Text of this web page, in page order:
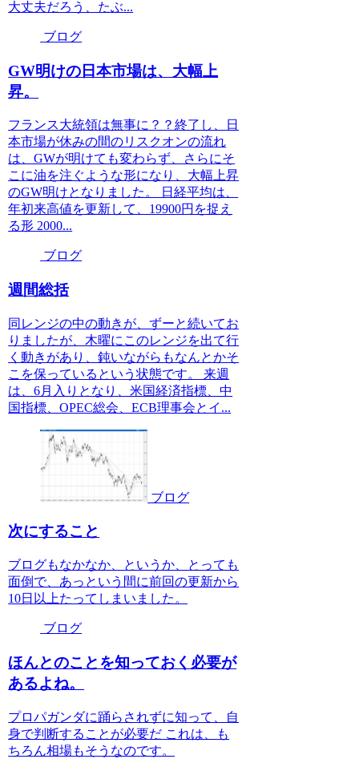
大丈夫だろう、たぶ...
ブログ
GW明けの日本市場は、大幅上
昇。
フランス大統領は無事に？？終了し、日
本市場が休みの間のリスクオンの流れ
は、GWが明けても変わらず、さらにそ
こに油を注ぐような形になり、大幅上昇
のGW明けとなりました。 日経平均は、
年初来高値を更新して、19900円を捉え
る形 2000...
ブログ
週間総括
同レンジの中の動きが、ずーと続いてお
りましたが、木曜にこのレンジを出て行
く動きがあり、鈍いながらもなんとかそ
こを保っているという状態です。 来週
は、6月入りとなり、米国経済指標、中
国指標、OPEC総会、ECB理事会とイ...
ブログ
次にすること
ブログもなかなか、というか、とっても
面倒で、あっという間に前回の更新から
10日以上たってしまいました。
ブログ
ほんとのことを知っておく必要が
あるよね。
プロパガンダに踊らされずに知って、自
身で判断することが必要だ これは、も
ちろん相場もそうなのです。